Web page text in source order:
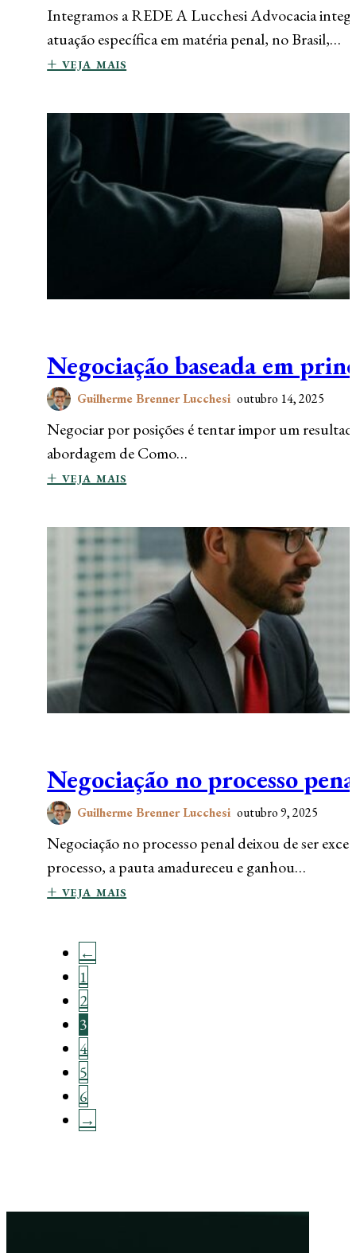
Integramos a REDE A Lucchesi Advocacia
atuação específica em matéria penal, no Brasil,…
+ veja mais
Negociação baseada em
Guilherme Brenner Lucchesi outubro 14, 2025
Negociar por posições é tentar impor um
abordagem de Como…
+ veja mais
Negociação no processo
Guilherme Brenner Lucchesi outubro 9, 2025
Negociação no processo penal deixou de ser
processo, a pauta amadureceu e ganhou…
+ veja mais
←
1
2
3
4
5
6
→